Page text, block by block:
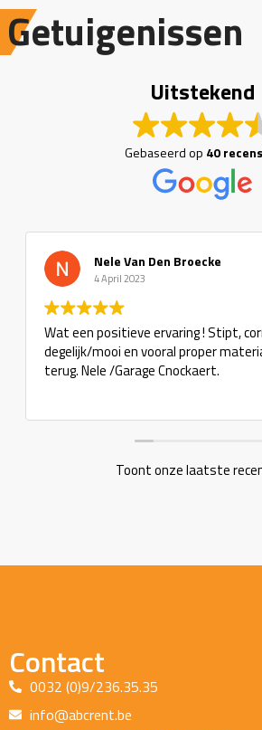
Getuigenissen
Uitstekend
Gebaseerd op 40
Nele Van Den Broecke
4 April 2023
Wat een positieve ervaring ! Stipt,
degelijk/mooi en vooral proper
terug. Nele /Garage Cnockaert.
Toont onze laatste
Contact
0032 (0)9/236.35.35
info@abcrent.be